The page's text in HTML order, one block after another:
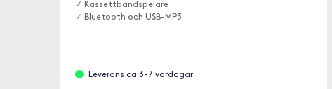
✓ Kassettbandspelare
✓ Bluetooth och USB-MP3
Leverans ca 3-7 vardagar